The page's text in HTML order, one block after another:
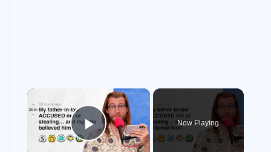
×
Play Video
Now Playing